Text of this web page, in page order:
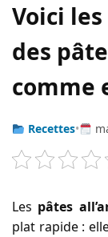
Voici
des
comme
Recettes•
Les pâtes
plat rapide :